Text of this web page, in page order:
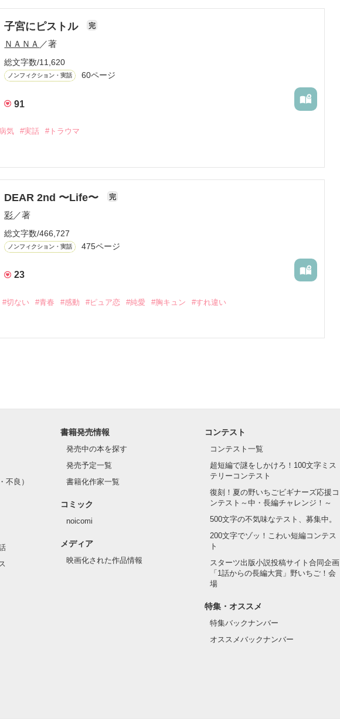
なんだ――……
･ﾟ☆
き
片想い中
に片想い中
･ﾟ☆
とも
んだ
言えない秘密だから……
ていたのかな……
する
子宮にピストル 完
ＮＡＮＡ ／著
総文字数/11,620
ノンフィクション・実話 60ページ
91
気 #実話 #トラウマ
か？
か？
願います
ついて真剣に書いています。小説とは言い難い日記の様なものですので、苦手な
願い致しますね...(o´_　_)o)
DEAR 2nd 〜Life〜 完
彩／著
総文字数/466,727
ノンフィクション・実話 475ページ
23
#切ない #青春 #感動 #ピュア恋 #純愛 #胸キュン #すれ違い
不良）
書籍発売情報
発売中の本を探す
発売予定一覧
書籍化作家一覧
コミック
noicomi
メディア
映画化された作品情報
コンテスト
コンテスト一覧
超短編で謎をしかけろ！100文字ミス
テリーコンテスト
復刻！夏の野いちごビギナーズ応援コ
ンテスト～中・長編チャレンジ！～
500文字の不気味なテスト、募集中。
200文字でゾッ！こわい短編コンテス
ト
スターツ出版小説投稿サイト合同企画
「1話からの長編大賞」野いちご！会
場
特集・オススメ
特集バックナンバー
オススメバックナンバー